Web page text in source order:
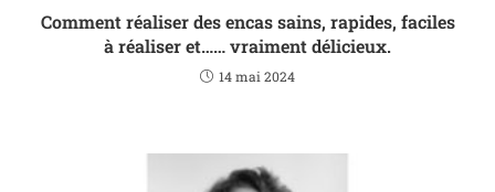
Comment réaliser des encas sains, rapides, faciles
à réaliser et…… vraiment délicieux.
14 mai 2024